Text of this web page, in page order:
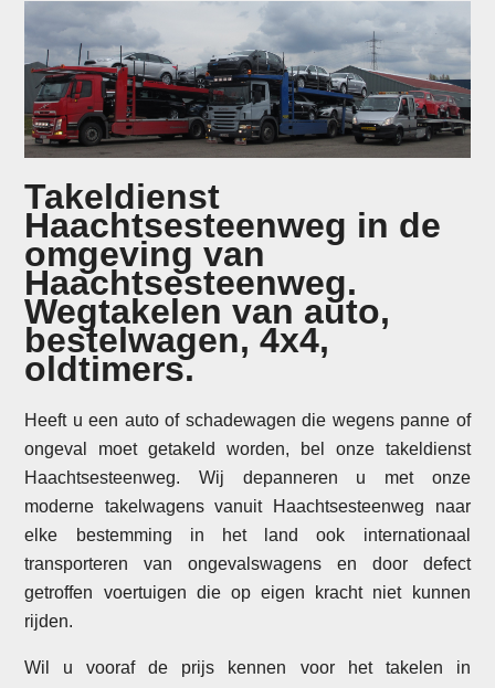
Takeldienst
Haachtsesteenweg in de
omgeving van
Haachtsesteenweg.
Wegtakelen van auto,
bestelwagen, 4x4,
oldtimers.
Heeft u een auto of schadewagen die wegens panne of
ongeval moet getakeld worden, bel onze takeldienst
Haachtsesteenweg. Wij depanneren u met onze
moderne takelwagens vanuit Haachtsesteenweg naar
elke bestemming in het land ook internationaal
transporteren van ongevalswagens en door defect
getroffen voertuigen die op eigen kracht niet kunnen
rijden.
Wil u vooraf de prijs kennen voor het takelen in